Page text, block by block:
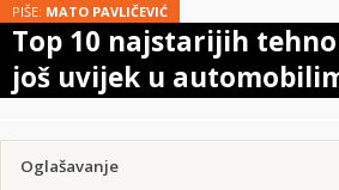
PIŠE: MATO PAVLIČEVIĆ
Top 10 najstarijih
još uvijek u
Oglašavanje